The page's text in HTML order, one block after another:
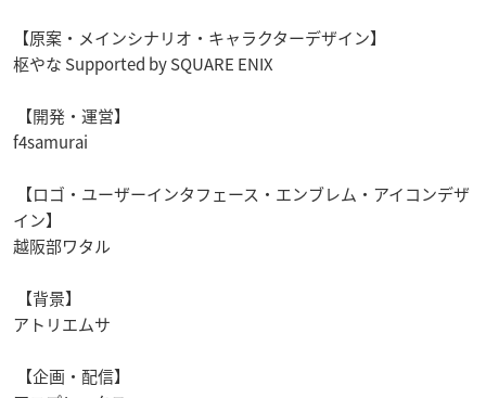
【原案・メインシナリオ・キャラクターデザイン】
枢やな Supported by SQUARE ENIX
【開発・運営】
f4samurai
【ロゴ・ユーザーインタフェース・エンブレム・アイコンデザ
イン】
越阪部ワタル
【背景】
アトリエムサ
【企画・配信】